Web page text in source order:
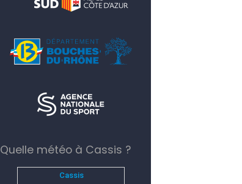
Quelle météo à Cassis ?